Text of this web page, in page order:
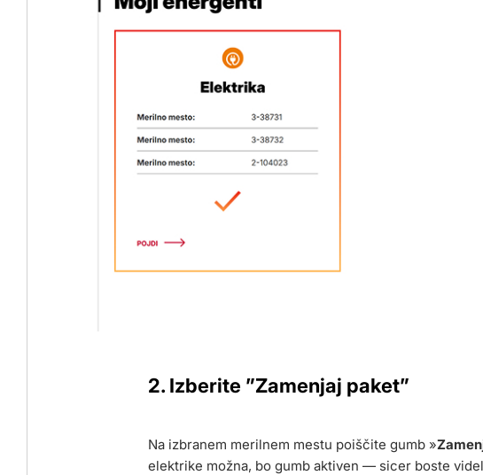
2. Izberite ”Zamenjaj paket”
Na izbranem merilnem mestu poiščite gumb »
elektrike možna, bo gumb aktiven — sicer boste